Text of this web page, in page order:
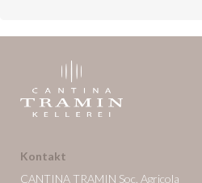
Kontakt
CANTINA TRAMIN Soc. Agricola